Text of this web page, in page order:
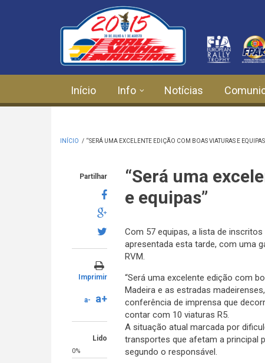
Passar para o conteúdo principal
Início Info Notícias
INÍCIO / “SERÁ UMA EXCELENTE EDIÇÃO COM BOAS VIATURAS E
Partilhar
Imprimir
a- a+
Lido
0%
“Será uma
e equipas”
Com 57 equipas, a lista de
apresentada esta tarde, com uma
RVM.
“Será uma excelente edição com
Madeira e as estradas
conferência de imprensa que
contar com 10 viaturas R5.
A situação atual marcada por
transportes que afetam a principal
segundo o responsável.